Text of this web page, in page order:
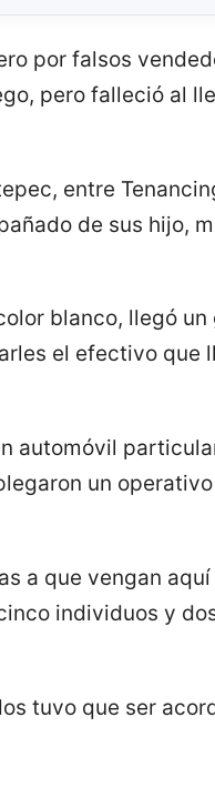
por falsos
pero falleció al
entre
de sus hijo,
blanco, llegó
el efectivo que
automóvil
un
a que vengan
individuos y
tuvo que ser